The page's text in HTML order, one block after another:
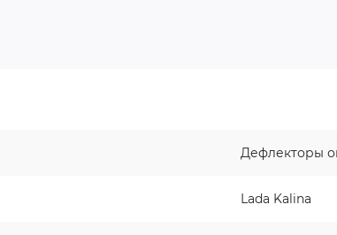
Дефлекторы
Lada Kalina